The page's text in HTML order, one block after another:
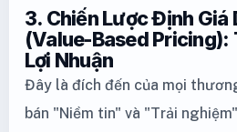
3. Chiến Lược Định Giá
(Value-Based Pricing):
Lợi Nhuận
Đây là đích đến của mọi
bán "Niềm tin" và "Trải